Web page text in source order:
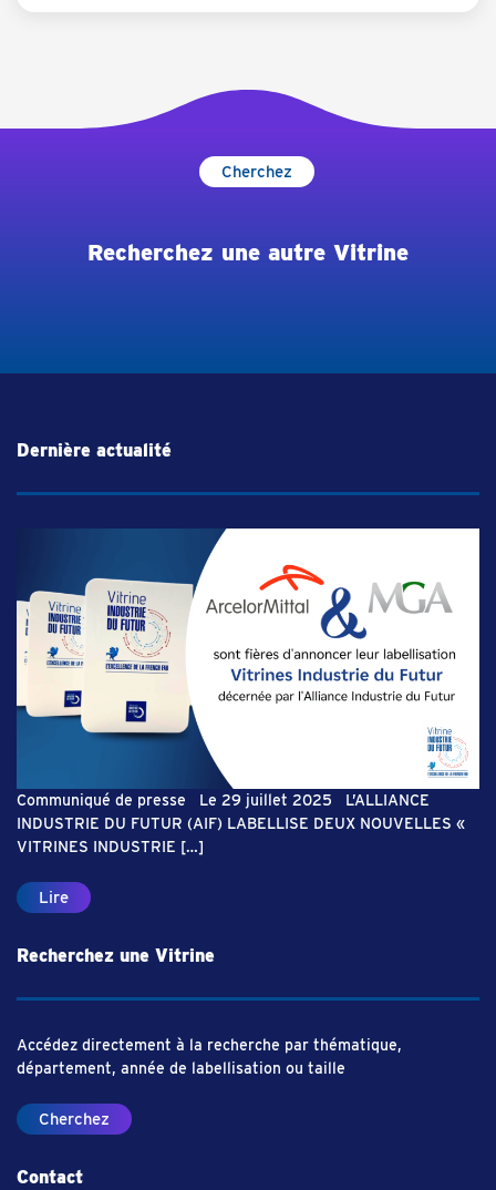
Cherchez
Recherchez une autre Vitrine
Dernière actualité
Communiqué de presse Le 29 juillet 2025 L’ALLIANCE
INDUSTRIE DU FUTUR (AIF) LABELLISE DEUX NOUVELLES «
VITRINES INDUSTRIE […]
Lire
Recherchez une Vitrine
Accédez directement à la recherche par thématique,
département, année de labellisation ou taille
Cherchez
Contact